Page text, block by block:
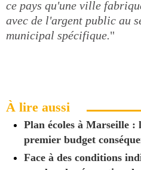
ce pays qu'une ville
avec de l'argent public au
municipal spécifique."
À lire aussi
Plan écoles à Marseille :
premier budget
Face à des conditions